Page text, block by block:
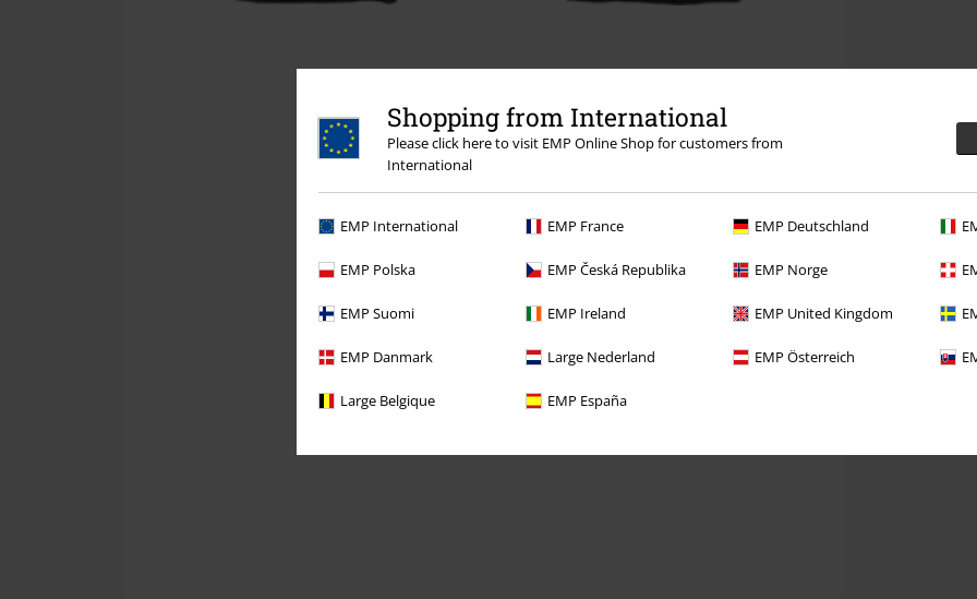
Shopping from International
Please click here to visit EMP Online Shop for customers from
International
EMP International EMP France EMP Deutschland
EMP Polska EMP Česká Republika EMP Norge
EMP Suomi EMP Ireland EMP United Kingdom
EMP Danmark Large Nederland EMP Österreich
Large Belgique EMP España